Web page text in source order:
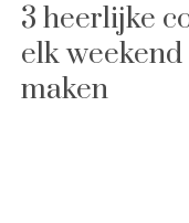
3 heerlijke
elk weekend
maken